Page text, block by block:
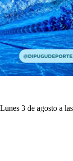
3 de agosto a las